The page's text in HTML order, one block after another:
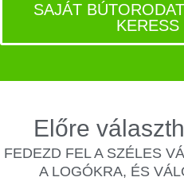
SAJÁT
KERESS
Előre
FEDEZD FEL A SZÉLES
A LOGÓKRA, ÉS